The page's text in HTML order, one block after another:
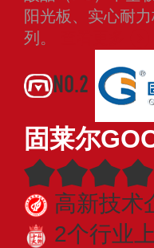
阳光板、实心耐
列。
NO.2
固莱尔
高新技术
2个行业